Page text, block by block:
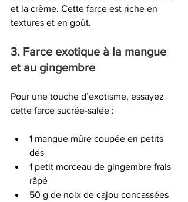
et la crème. Cette farce est riche en
textures et en goût.
3. Farce exotique à la mangue
et au gingembre
Pour une touche d’exotisme, essayez
cette farce sucrée-salée :
1 mangue mûre coupée en petits
dés
1 petit morceau de gingembre frais
râpé
50 g de noix de cajou concassées